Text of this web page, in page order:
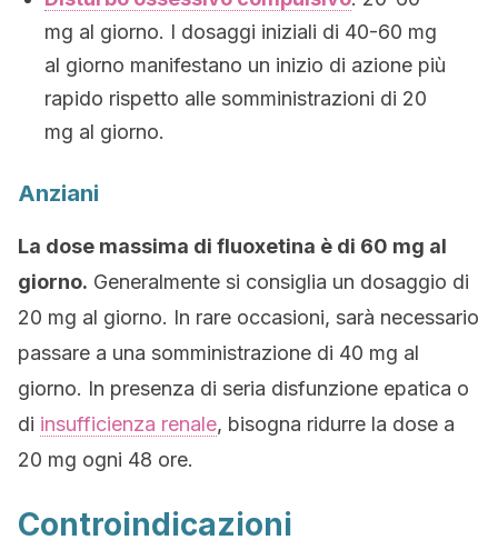
mg al giorno. I dosaggi iniziali di 40-60 mg
al giorno manifestano un inizio di azione più
rapido rispetto alle somministrazioni di 20
mg al giorno.
Anziani
La dose massima di fluoxetina è di 60 mg al
giorno. Generalmente si consiglia un dosaggio di
20 mg al giorno. In rare occasioni, sarà necessario
passare a una somministrazione di 40 mg al
giorno. In presenza di seria disfunzione epatica o
di insufficienza renale, bisogna ridurre la dose a
20 mg ogni 48 ore.
Controindicazioni